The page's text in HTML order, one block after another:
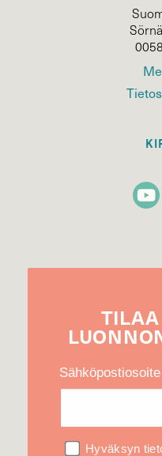
TILAA
Sähköpostiosoite
Hyväksyn